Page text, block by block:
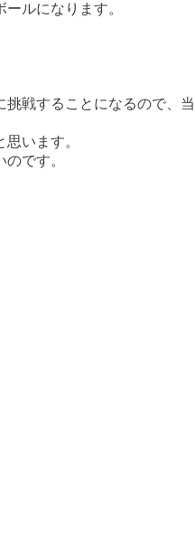
ルになります。
戦することになるので、当
います。
です。